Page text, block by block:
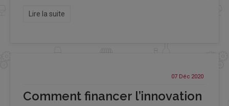
Lire la suite
07 Déc 2020
Comment financer l’innovation